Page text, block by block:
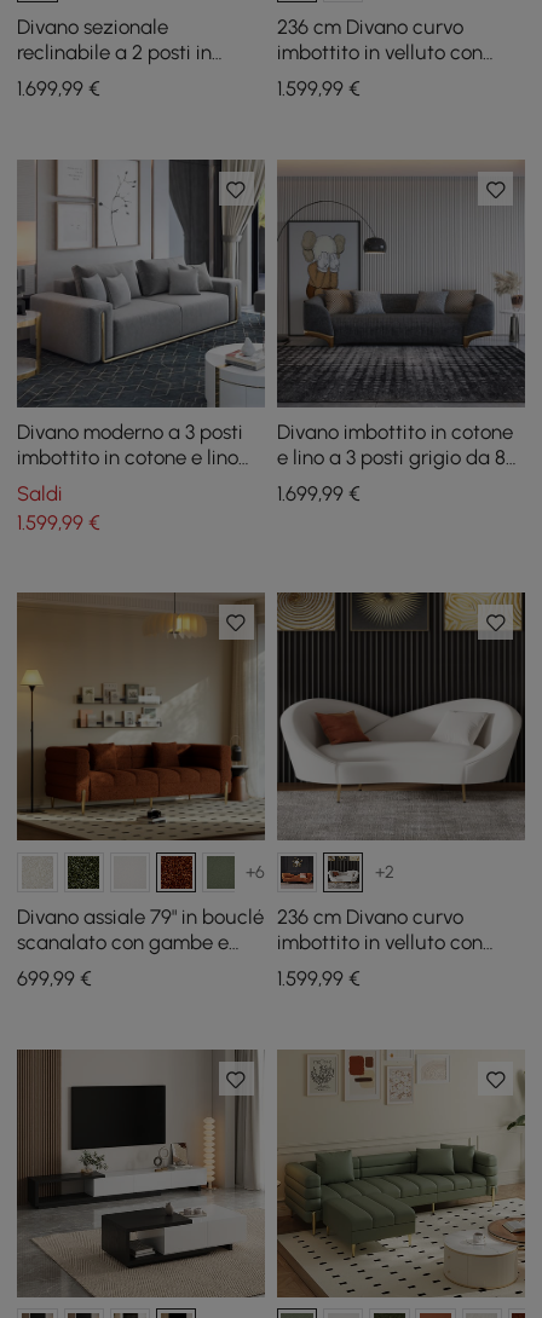
Divano sezionale
reclinabile a 2 posti in
tessuto tinto in filo e
similpelle
1.699,99 €
236 cm Divano curvo
imbottito in velluto con
gambe dorate
1.599,99€
Divano moderno a 3 posti
imbottito in cotone e lino
grigio da 87" per soggiorno
Saldi
1.599,99 €
Divano imbottito in cotone
e lino a 3 posti grigio da 87"
con cuscini e gambe
dorate
1.699,99€
+6
Divano assiale 79" in bouclé
scanalato con gambe e
cuscini dorati
699,99 €
+2
236 cm Divano curvo
imbottito in velluto con
gambe dorate
1.599,99€